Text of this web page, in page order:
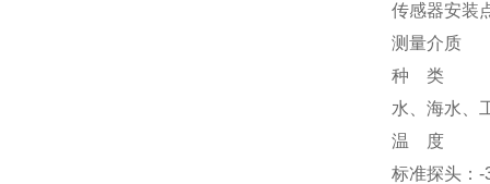
传感器安装
测量介质
种 类
水、海水、
温 度
标准探头：